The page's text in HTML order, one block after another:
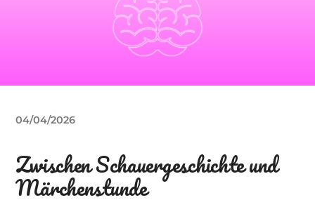
04/04/2026
Zwischen Schauergeschichte und
Märchenstunde